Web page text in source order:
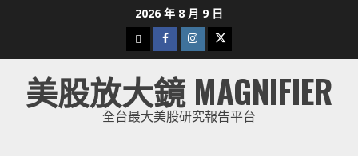
2026 年 8 月 9 日
下
載
美
股
Facebook
Instagram
Twitter
美股放大鏡 MAGNIFIER
全台最大美股研究報告平台